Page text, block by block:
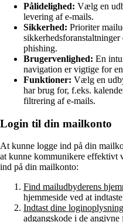
Pålidelighed: Vælg en
levering af e-mails.
Sikkerhed: Prioriter
phishing.
Brugervenlighed: En
navigation er vigtige for
Funktioner: Vælg en
har brug for, f.eks.
filtrering af e-mails.
Login til din mailkonto
At kunne logge ind på din
at kunne kommunikere effektivt
ind på din mailkonto:
Find mailudbyderens
hjemmeside ved at
Indtast dine
adgangskode i de angivne